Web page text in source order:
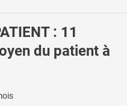
: 11
du patient à